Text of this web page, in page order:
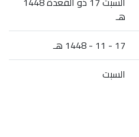
هـ
17 - 11 - 1448 هـ
السبت